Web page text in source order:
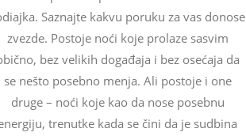
Saznajte kakvu poruku za vas donose
zvezde. Postoje noći koje prolaze sasvim
bez velikih događaja i bez osećaja da
se nešto posebno menja. Ali postoje i one
druge – noći koje kao da nose posebnu
trenutke kada se čini da je sudbina